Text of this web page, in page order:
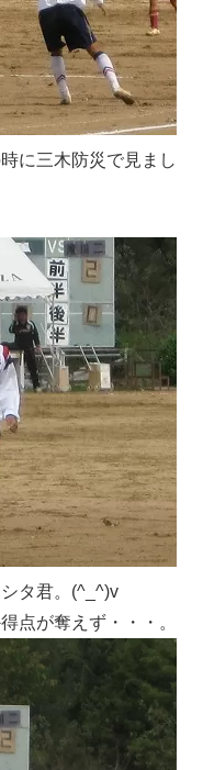
に三木防災で見まし
タ君。(^_^)v
点が奪えず・・・。